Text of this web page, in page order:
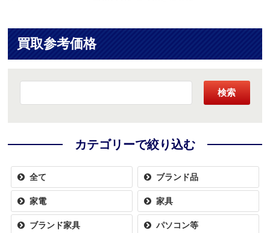
買取参考価格
検索
カテゴリーで絞り込む
全て ブランド品
家電 家具
ブランド家具 パソコン等